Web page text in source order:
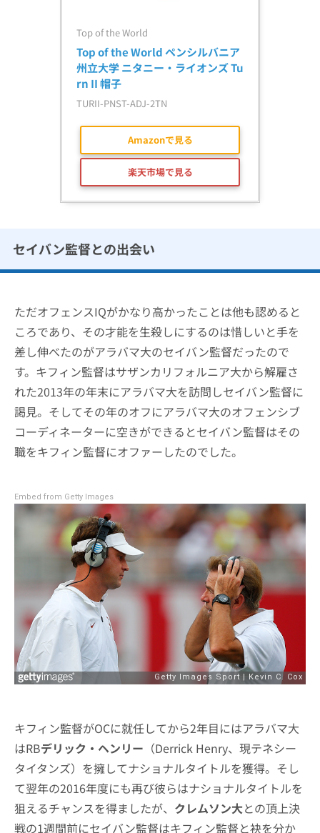
Top of the World
Top of the World ペンシルバニア
州立大学 ニタニー・ライオンズ Tu
rn II 帽子
TURII-PNST-ADJ-2TN
Amazonで見る
楽天市場で見る
セイバン監督との出会い
ただオフェンスIQがかなり高かったことは他も認めると
ころであり、その才能を生殺しにするのは惜しいと手を
差し伸べたのがアラバマ大のセイバン監督だったので
す。キフィン監督はサザンカリフォルニア大から解雇さ
れた2013年の年末にアラバマ大を訪問しセイバン監督に
謁見。そしてその年のオフにアラバマ大のオフェンシブ
コーディネーターに空きができるとセイバン監督はその
職をキフィン監督にオファーしたのでした。
Embed from Getty Images
キフィン監督がOCに就任してから2年目にはアラバマ大
はRBデリック・ヘンリー （Derrick Henry、現テネシー
タイタンズ）を擁してナショナルタイトルを獲得。そし
て翌年の2016年度にも再び彼らはナショナルタイトルを
狙えるチャンスを得ましたが、 クレムソン大との頂上決
戦の1週間前にセイバン監督はキフィン監督と袂を分か